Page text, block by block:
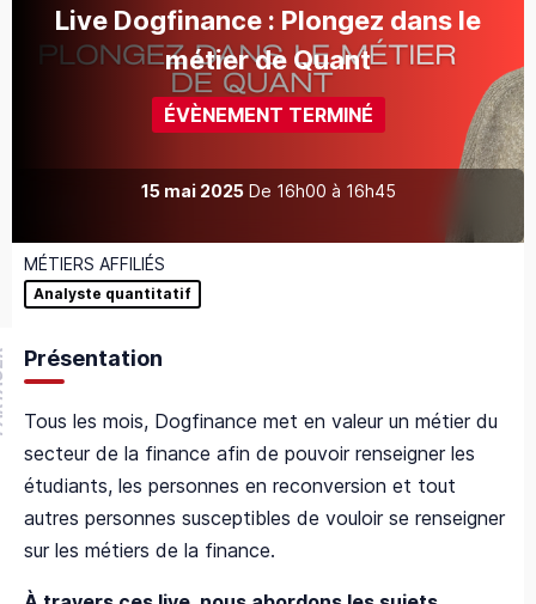
Live Dogfinance : Plongez dans le
métier de Quant
ÉVÈNEMENT TERMINÉ
15 mai 2025 De 16h00 à 16h45
MÉTIERS AFFILIÉS
Analyste quantitatif
Présentation
Tous les mois, Dogfinance met en valeur un métier du
secteur de la finance afin de pouvoir renseigner les
étudiants, les personnes en reconversion et tout
autres personnes susceptibles de vouloir se renseigner
sur les métiers de la finance.